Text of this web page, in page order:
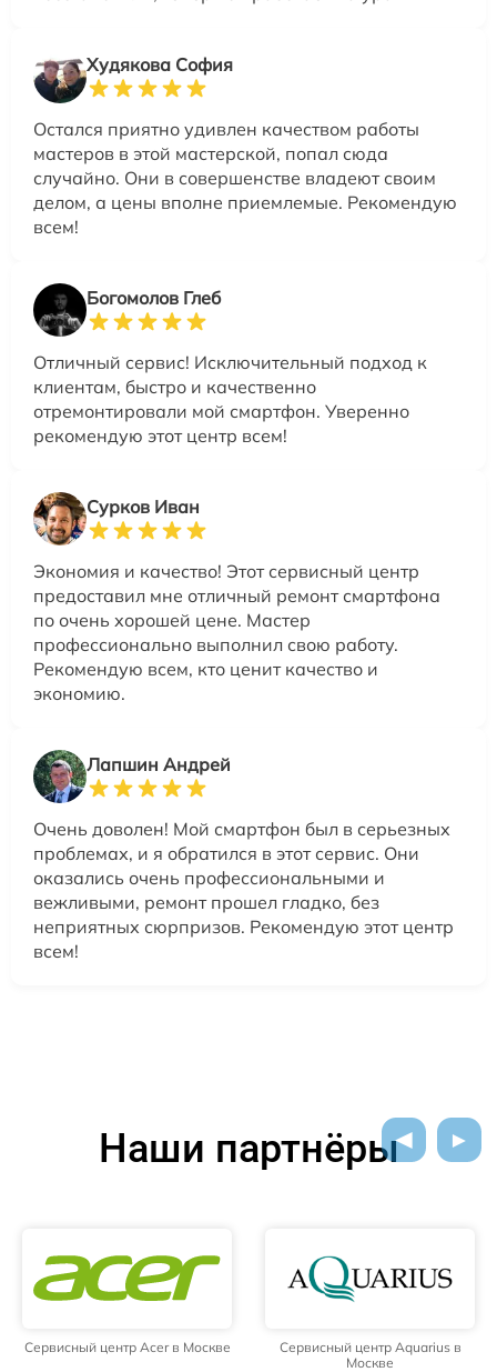
Худякова София
Остался приятно удивлен качеством работы
мастеров в этой мастерской, попал сюда
случайно. Они в совершенстве владеют своим
делом, а цены вполне приемлемые. Рекомендую
всем!
Богомолов Глеб
Отличный сервис! Исключительный подход к
клиентам, быстро и качественно
отремонтировали мой смартфон. Уверенно
рекомендую этот центр всем!
Сурков Иван
Экономия и качество! Этот сервисный центр
предоставил мне отличный ремонт смартфона
по очень хорошей цене. Мастер
профессионально выполнил свою работу.
Рекомендую всем, кто ценит качество и
экономию.
Лапшин Андрей
Очень доволен! Мой смартфон был в серьезных
проблемах, и я обратился в этот сервис. Они
оказались очень профессиональными и
вежливыми, ремонт прошел гладко, без
неприятных сюрпризов. Рекомендую этот центр
всем!
Наши партнёры
Сервисный центр Acer в Москве
Сервисный центр Aquarius в
Москве